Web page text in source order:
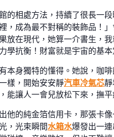
的相處方法，持續了很長一段
，成為最不對稱的裝飾品！
放在現代，她算一介書生，我
學抗衡！財富就是宇宙的基
本身獨特的懂得。她說，咖
樣，開始安安靜汽車冷氣芯
能讓人一會兒放松下來，撫平
他的純金箔信用卡，那張卡
，光束瞬間水箱水爆發出一